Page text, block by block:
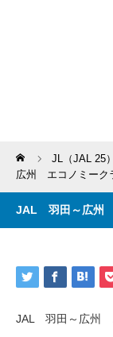
Home JL（JAL 25）
広州 エコノミーク
JAL 羽田～広州
JAL 羽田～広州